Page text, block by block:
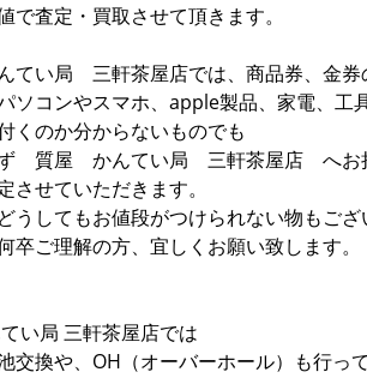
で査定・買取させて頂きます。
い局 三軒茶屋店では、商品券、金券
ソコンやスマホ、apple製品、家電、工
くのか分からないものでも
質屋 かんてい局 三軒茶屋店 へお持
させていただきます。
うしてもお値段がつけられない物もござ
卒ご理解の方、宜しくお願い致します。
い局 三軒茶屋店では
交換や、OH（オーバーホール）も行っ